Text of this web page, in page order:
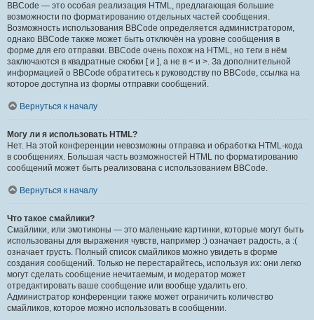
BBCode — это особая реализация HTML, предлагающая большие
возможности по форматированию отдельных частей сообщения.
Возможность использования BBCode определяется администратором,
однако BBCode также может быть отключён на уровне сообщения в
форме для его отправки. BBCode очень похож на HTML, но теги в нём
заключаются в квадратные скобки [ и ], а не в < и >. За дополнительной
информацией о BBCode обратитесь к руководству по BBCode, ссылка на
которое доступна из формы отправки сообщений.
Вернуться к началу
Могу ли я использовать HTML?
Нет. На этой конференции невозможны отправка и обработка HTML-кода
в сообщениях. Большая часть возможностей HTML по форматированию
сообщений может быть реализована с использованием BBCode.
Вернуться к началу
Что такое смайлики?
Смайлики, или эмотиконы — это маленькие картинки, которые могут быть
использованы для выражения чувств, например :) означает радость, а :(
означает грусть. Полный список смайликов можно увидеть в форме
создания сообщений. Только не перестарайтесь, используя их: они легко
могут сделать сообщение нечитаемым, и модератор может
отредактировать ваше сообщение или вообще удалить его.
Администратор конференции также может ограничить количество
смайликов, которое можно использовать в сообщении.